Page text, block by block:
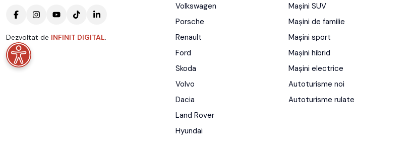
Dezvoltat de INFINIT DIGITAL.
Volkswagen
Porsche
Renault
Ford
Skoda
Volvo
Dacia
Land Rover
Hyundai
Mașini SUV
Mașini de familie
Mașini sport
Mașini hibrid
Mașini electrice
Autoturisme noi
Autoturisme rulate